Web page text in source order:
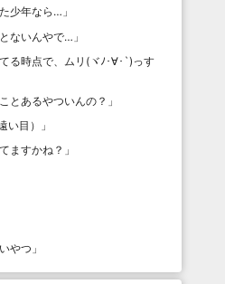
少年なら… 」
ないんやで… 」
る時点で、ムリ(ヾﾉ･∀･`)っす
とあるやついんの？ 」
い目）
」
ますかね？ 」
やつ 」